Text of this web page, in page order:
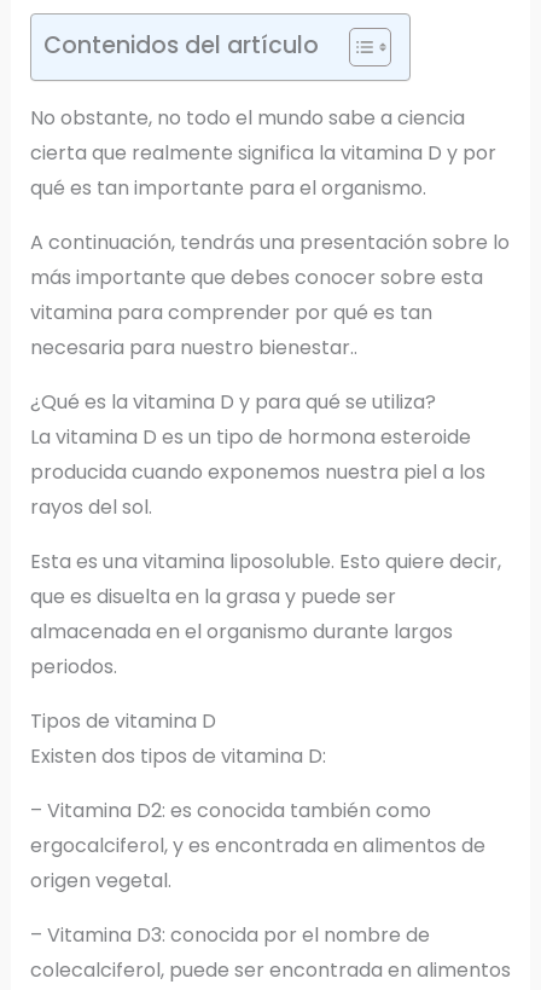
Contenidos del artículo
No obstante, no todo el mundo sabe a ciencia
cierta que realmente significa la vitamina D y por
qué es tan importante para el organismo.
A continuación, tendrás una presentación sobre lo
más importante que debes conocer sobre esta
vitamina para comprender por qué es tan
necesaria para nuestro bienestar..
¿Qué es la vitamina D y para qué se utiliza?
La vitamina D es un tipo de hormona esteroide
producida cuando exponemos nuestra piel a los
rayos del sol.
Esta es una vitamina liposoluble. Esto quiere decir,
que es disuelta en la grasa y puede ser
almacenada en el organismo durante largos
periodos.
Tipos de vitamina D
Existen dos tipos de vitamina D:
– Vitamina D2: es conocida también como
ergocalciferol, y es encontrada en alimentos de
origen vegetal.
– Vitamina D3: conocida por el nombre de
colecalciferol, puede ser encontrada en alimentos